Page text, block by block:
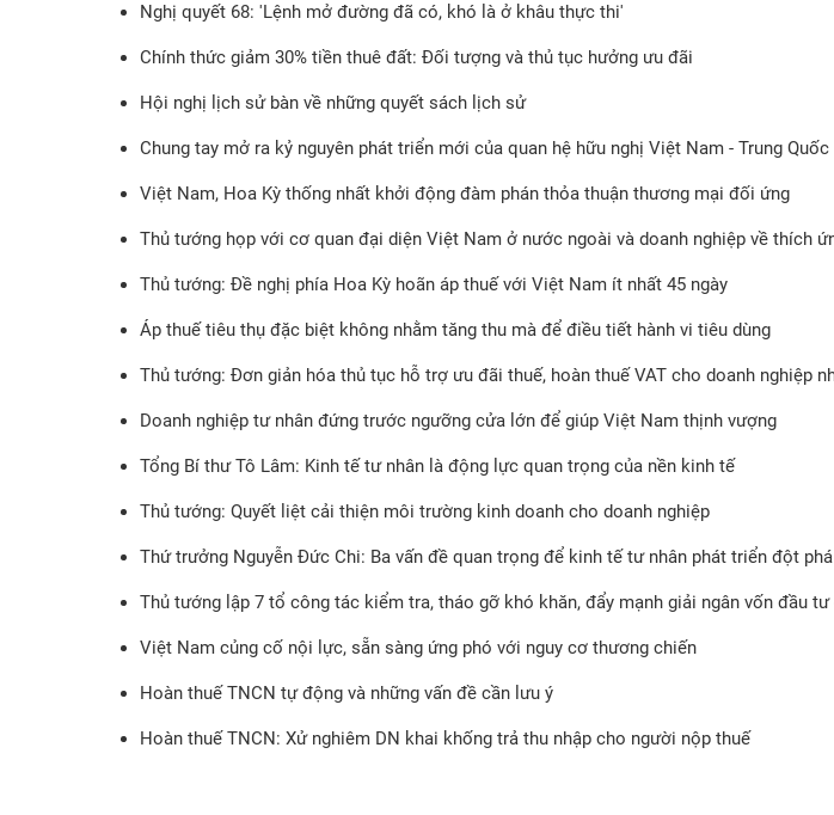
Nghị quyết 68: 'Lệnh mở đường đã có, khó là ở khâu thực thi'
Chính thức giảm 30% tiền thuê đất: Đối tượng và thủ tục hưởng ưu đãi
Hội nghị lịch sử bàn về những quyết sách lịch sử
Chung tay mở ra kỷ nguyên phát triển mới của quan hệ hữu nghị Việt Nam - Trung Quốc
Việt Nam, Hoa Kỳ thống nhất khởi động đàm phán thỏa thuận thương mại đối ứng
Thủ tướng họp với cơ quan đại diện Việt Nam ở nước ngoài và doanh nghiệp về thích
Thủ tướng: Đề nghị phía Hoa Kỳ hoãn áp thuế với Việt Nam ít nhất 45 ngày
Áp thuế tiêu thụ đặc biệt không nhằm tăng thu mà để điều tiết hành vi tiêu dùng
Thủ tướng: Đơn giản hóa thủ tục hỗ trợ ưu đãi thuế, hoàn thuế VAT cho doanh nghiệp
Doanh nghiệp tư nhân đứng trước ngưỡng cửa lớn để giúp Việt Nam thịnh vượng
Tổng Bí thư Tô Lâm: Kinh tế tư nhân là động lực quan trọng của nền kinh tế
Thủ tướng: Quyết liệt cải thiện môi trường kinh doanh cho doanh nghiệp
Thứ trưởng Nguyễn Đức Chi: Ba vấn đề quan trọng để kinh tế tư nhân phát triển đột phá
Thủ tướng lập 7 tổ công tác kiểm tra, tháo gỡ khó khăn, đẩy mạnh giải ngân vốn đầu
Việt Nam củng cố nội lực, sẵn sàng ứng phó với nguy cơ thương chiến
Hoàn thuế TNCN tự động và những vấn đề cần lưu ý
Hoàn thuế TNCN: Xử nghiêm DN khai khống trả thu nhập cho người nộp thuế